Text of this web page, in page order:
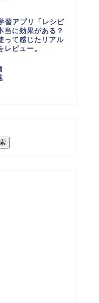
習アプリ「レシピ
当に効果がある？
って感じたリアル
レビュー。